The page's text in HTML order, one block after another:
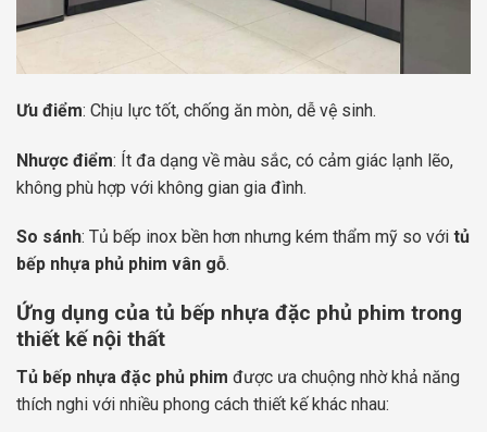
Ưu điểm: Chịu lực tốt, chống ăn mòn, dễ vệ sinh.
Nhược điểm: Ít đa dạng về màu sắc, có cảm giác lạnh lẽo,
không phù hợp với không gian gia đình.
So sánh: Tủ bếp inox bền hơn nhưng kém thẩm mỹ so với tủ
bếp nhựa phủ phim vân gỗ.
Ứng dụng của tủ bếp nhựa đặc phủ phim trong
thiết kế nội thất
Tủ bếp nhựa đặc phủ phim được ưa chuộng nhờ khả năng
thích nghi với nhiều phong cách thiết kế khác nhau: